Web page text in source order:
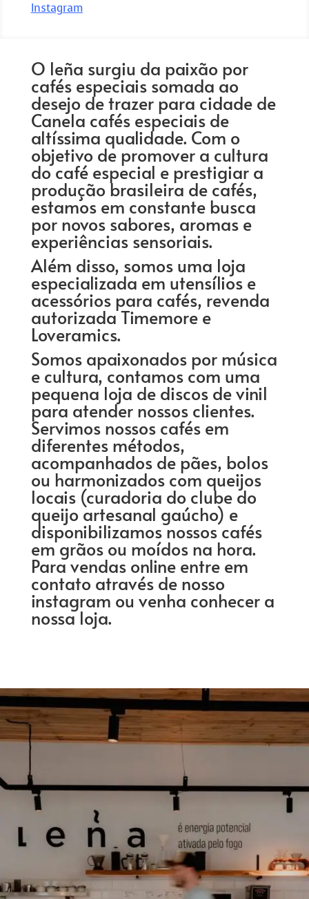
Instagram
O leña surgiu da paixão por
cafés especiais somada ao
desejo de trazer para cidade de
Canela cafés especiais de
altíssima qualidade. Com o
objetivo de promover a cultura
do café especial e prestigiar a
produção brasileira de cafés,
estamos em constante busca
por novos sabores, aromas e
experiências sensoriais.
Além disso, somos uma loja
especializada em utensílios e
acessórios para cafés, revenda
autorizada Timemore e
Loveramics.
Somos apaixonados por música
e cultura, contamos com uma
pequena loja de discos de vinil
para atender nossos clientes.
Servimos nossos cafés em
diferentes métodos,
acompanhados de pães, bolos
ou harmonizados com queijos
locais (curadoria do clube do
queijo artesanal gaúcho) e
disponibilizamos nossos cafés
em grãos ou moídos na hora.
Para vendas online entre em
contato através de nosso
instagram ou venha conhecer a
nossa loja.